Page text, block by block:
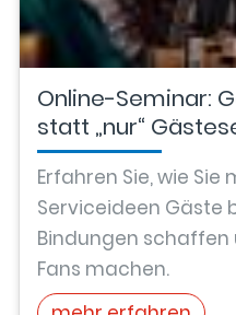
Online-Seminar:
statt „nur“
Erfahren Sie, wie Sie
Serviceideen Gäste
Bindungen
Fans machen.